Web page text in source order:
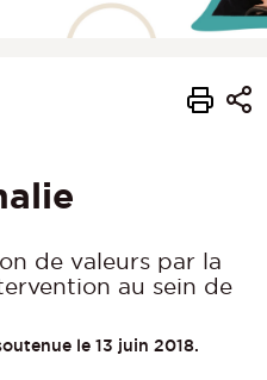
de valeurs par la
au sein de
le 13 juin 2018.